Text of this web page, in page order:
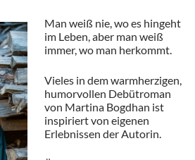
Man weiß nie, wo es hingeht
im Leben, aber man weiß
immer, wo man herkommt.
Vieles in dem warmherzigen,
humorvollen Debütroman
von Martina Bogdhan ist
inspiriert von eigenen
Erlebnissen der Autorin.